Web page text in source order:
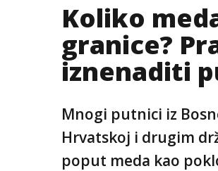
Koliko
granice?
iznenaditi
Mnogi putnici iz
Hrvatskoj i drugim
poput meda kao